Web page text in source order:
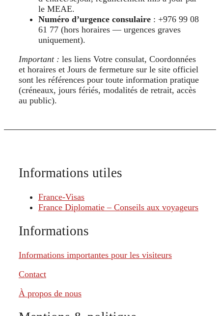
le MEAE.
Numéro d’urgence consulaire : +976 99 08
61 77 (hors horaires — urgences graves
uniquement).
Important : les liens Votre consulat, Coordonnées
et horaires et Jours de fermeture sur le site officiel
sont les références pour toute information pratique
(créneaux, jours fériés, modalités de retrait, accès
au public).
Informations utiles
France-Visas
France Diplomatie – Conseils aux voyageurs
Informations
Informations importantes pour les visiteurs
Contact
À propos de nous